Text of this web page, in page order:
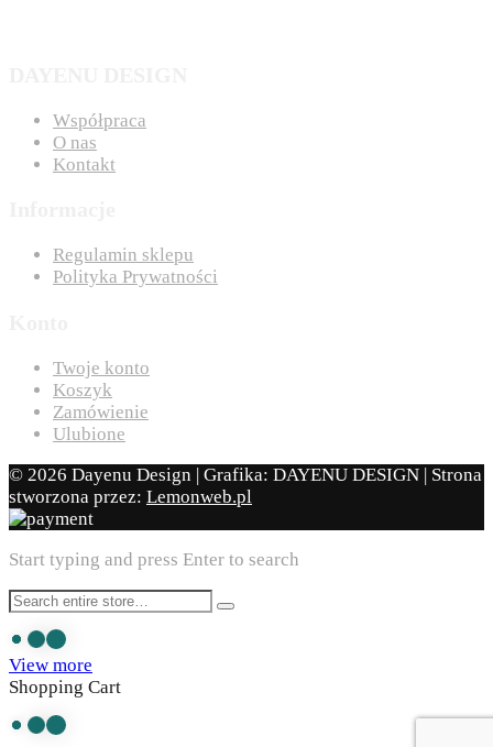
Współpraca
O nas
Kontakt
Regulamin sklepu
Polityka Prywatności
Twoje konto
Koszyk
Zamówienie
Ulubione
© 2026 Dayenu Design | Grafika: DAYENU DESIGN | Strona
stworzona przez: Lemonweb.pl
Start typing and press Enter to search
View more
Shopping Cart